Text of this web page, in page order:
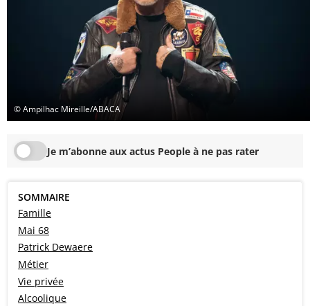
© Ampilhac Mireille/ABACA
Je m’abonne aux actus People à ne pas rater
SOMMAIRE
Famille
Mai 68
Patrick Dewaere
Métier
Vie privée
Alcoolique